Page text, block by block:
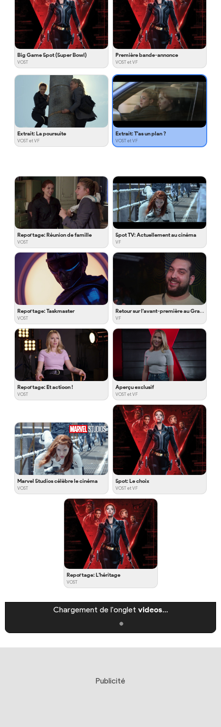
Big Game Spot (Super Bowl)
VOST
Première bande-annonce
VOST et VF
Extrait: La poursuite
VOST et VF
Extrait: T'as un plan ?
VOST et VF
Reportage: Réunion de famille
VOST
Spot TV: Actuellement au cinéma
VF
Reportage: Taskmaster
VOST
Retour sur l'avant-première au Grand Rex
VF
Reportage: Et actioon !
VOST
Aperçu exclusif
VOST et VF
Marvel Studios célèbre le cinéma
VOST
Spot: Le choix
VOST et VF
Reportage: L'héritage
VOST
Chargement de l'onglet videos…
Publicité